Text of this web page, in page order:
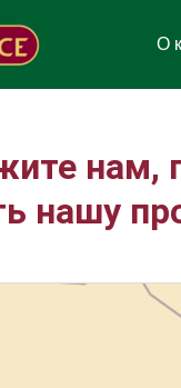
О
нам,
нашу